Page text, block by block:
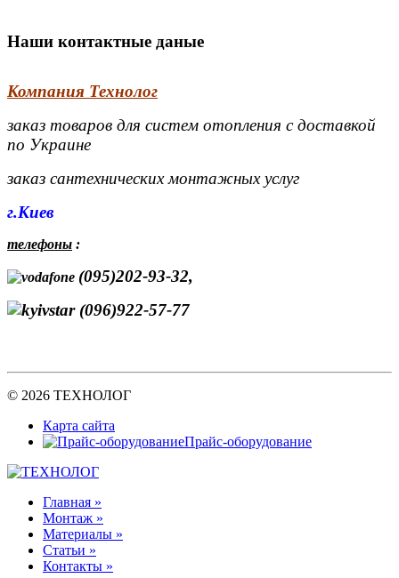
Наши контактные даные
Компания Технолог
заказ товаров для систем отопления с доставкой
по Украине
заказ сантехнических монтажных услуг
г.Киев
телефоны :
(095)202-93-32,
(096)922-57-77
© 2026 ТЕХНОЛОГ
Карта сайта
Прайс-оборудование
Главная »
Монтаж »
Материалы »
Статьи »
Контакты »